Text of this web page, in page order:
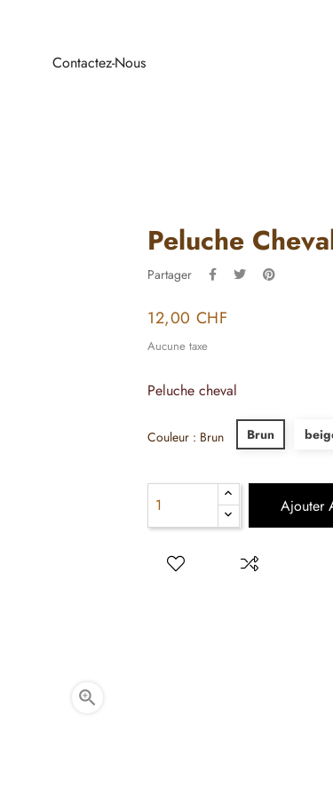
Contactez-Nous

Peluche
Partager
12,00 CHF
Aucune taxe
Peluche cheval
Couleur : Brun Brun
Ajouter